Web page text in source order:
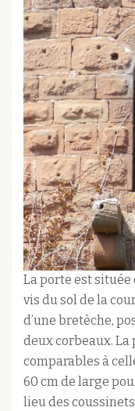
La porte est
vis du sol de la
d’une bretèche,
deux corbeaux.
comparables à
60 cm de large
lieu des